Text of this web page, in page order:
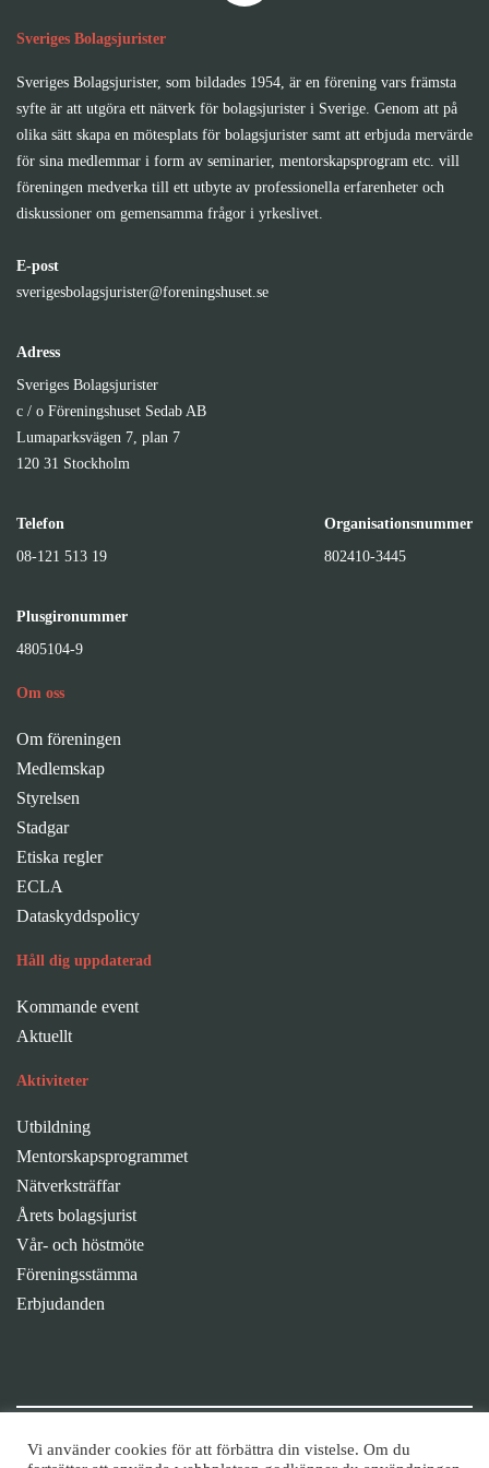
Sveriges Bolagsjurister
Sveriges Bolagsjurister, som bildades 1954, är en förening vars främsta
syfte är att utgöra ett nätverk för bolagsjurister i Sverige. Genom att på
olika sätt skapa en mötesplats för bolagsjurister samt att erbjuda mervärde
för sina medlemmar i form av seminarier, mentorskapsprogram etc. vill
föreningen medverka till ett utbyte av professionella erfarenheter och
diskussioner om gemensamma frågor i yrkeslivet.
E-post
sverigesbolagsjurister@foreningshuset.se
Adress
Sveriges Bolagsjurister
c / o Föreningshuset Sedab AB
Lumaparksvägen 7, plan 7
120 31 Stockholm
Telefon
08-121 513 19
Organisationsnummer
802410-3445
Plusgironummer
4805104-9
Om oss
Om föreningen
Medlemskap
Styrelsen
Stadgar
Etiska regler
ECLA
Dataskyddspolicy
Håll dig uppdaterad
Kommande event
Aktuellt
Aktiviteter
Utbildning
Mentorskapsprogrammet
Nätverksträffar
Årets bolagsjurist
Vår- och höstmöte
Föreningsstämma
Erbjudanden
Fortsätt diskussionen i våra grupper
Vi använder cookies för att förbättra din vistelse. Om du